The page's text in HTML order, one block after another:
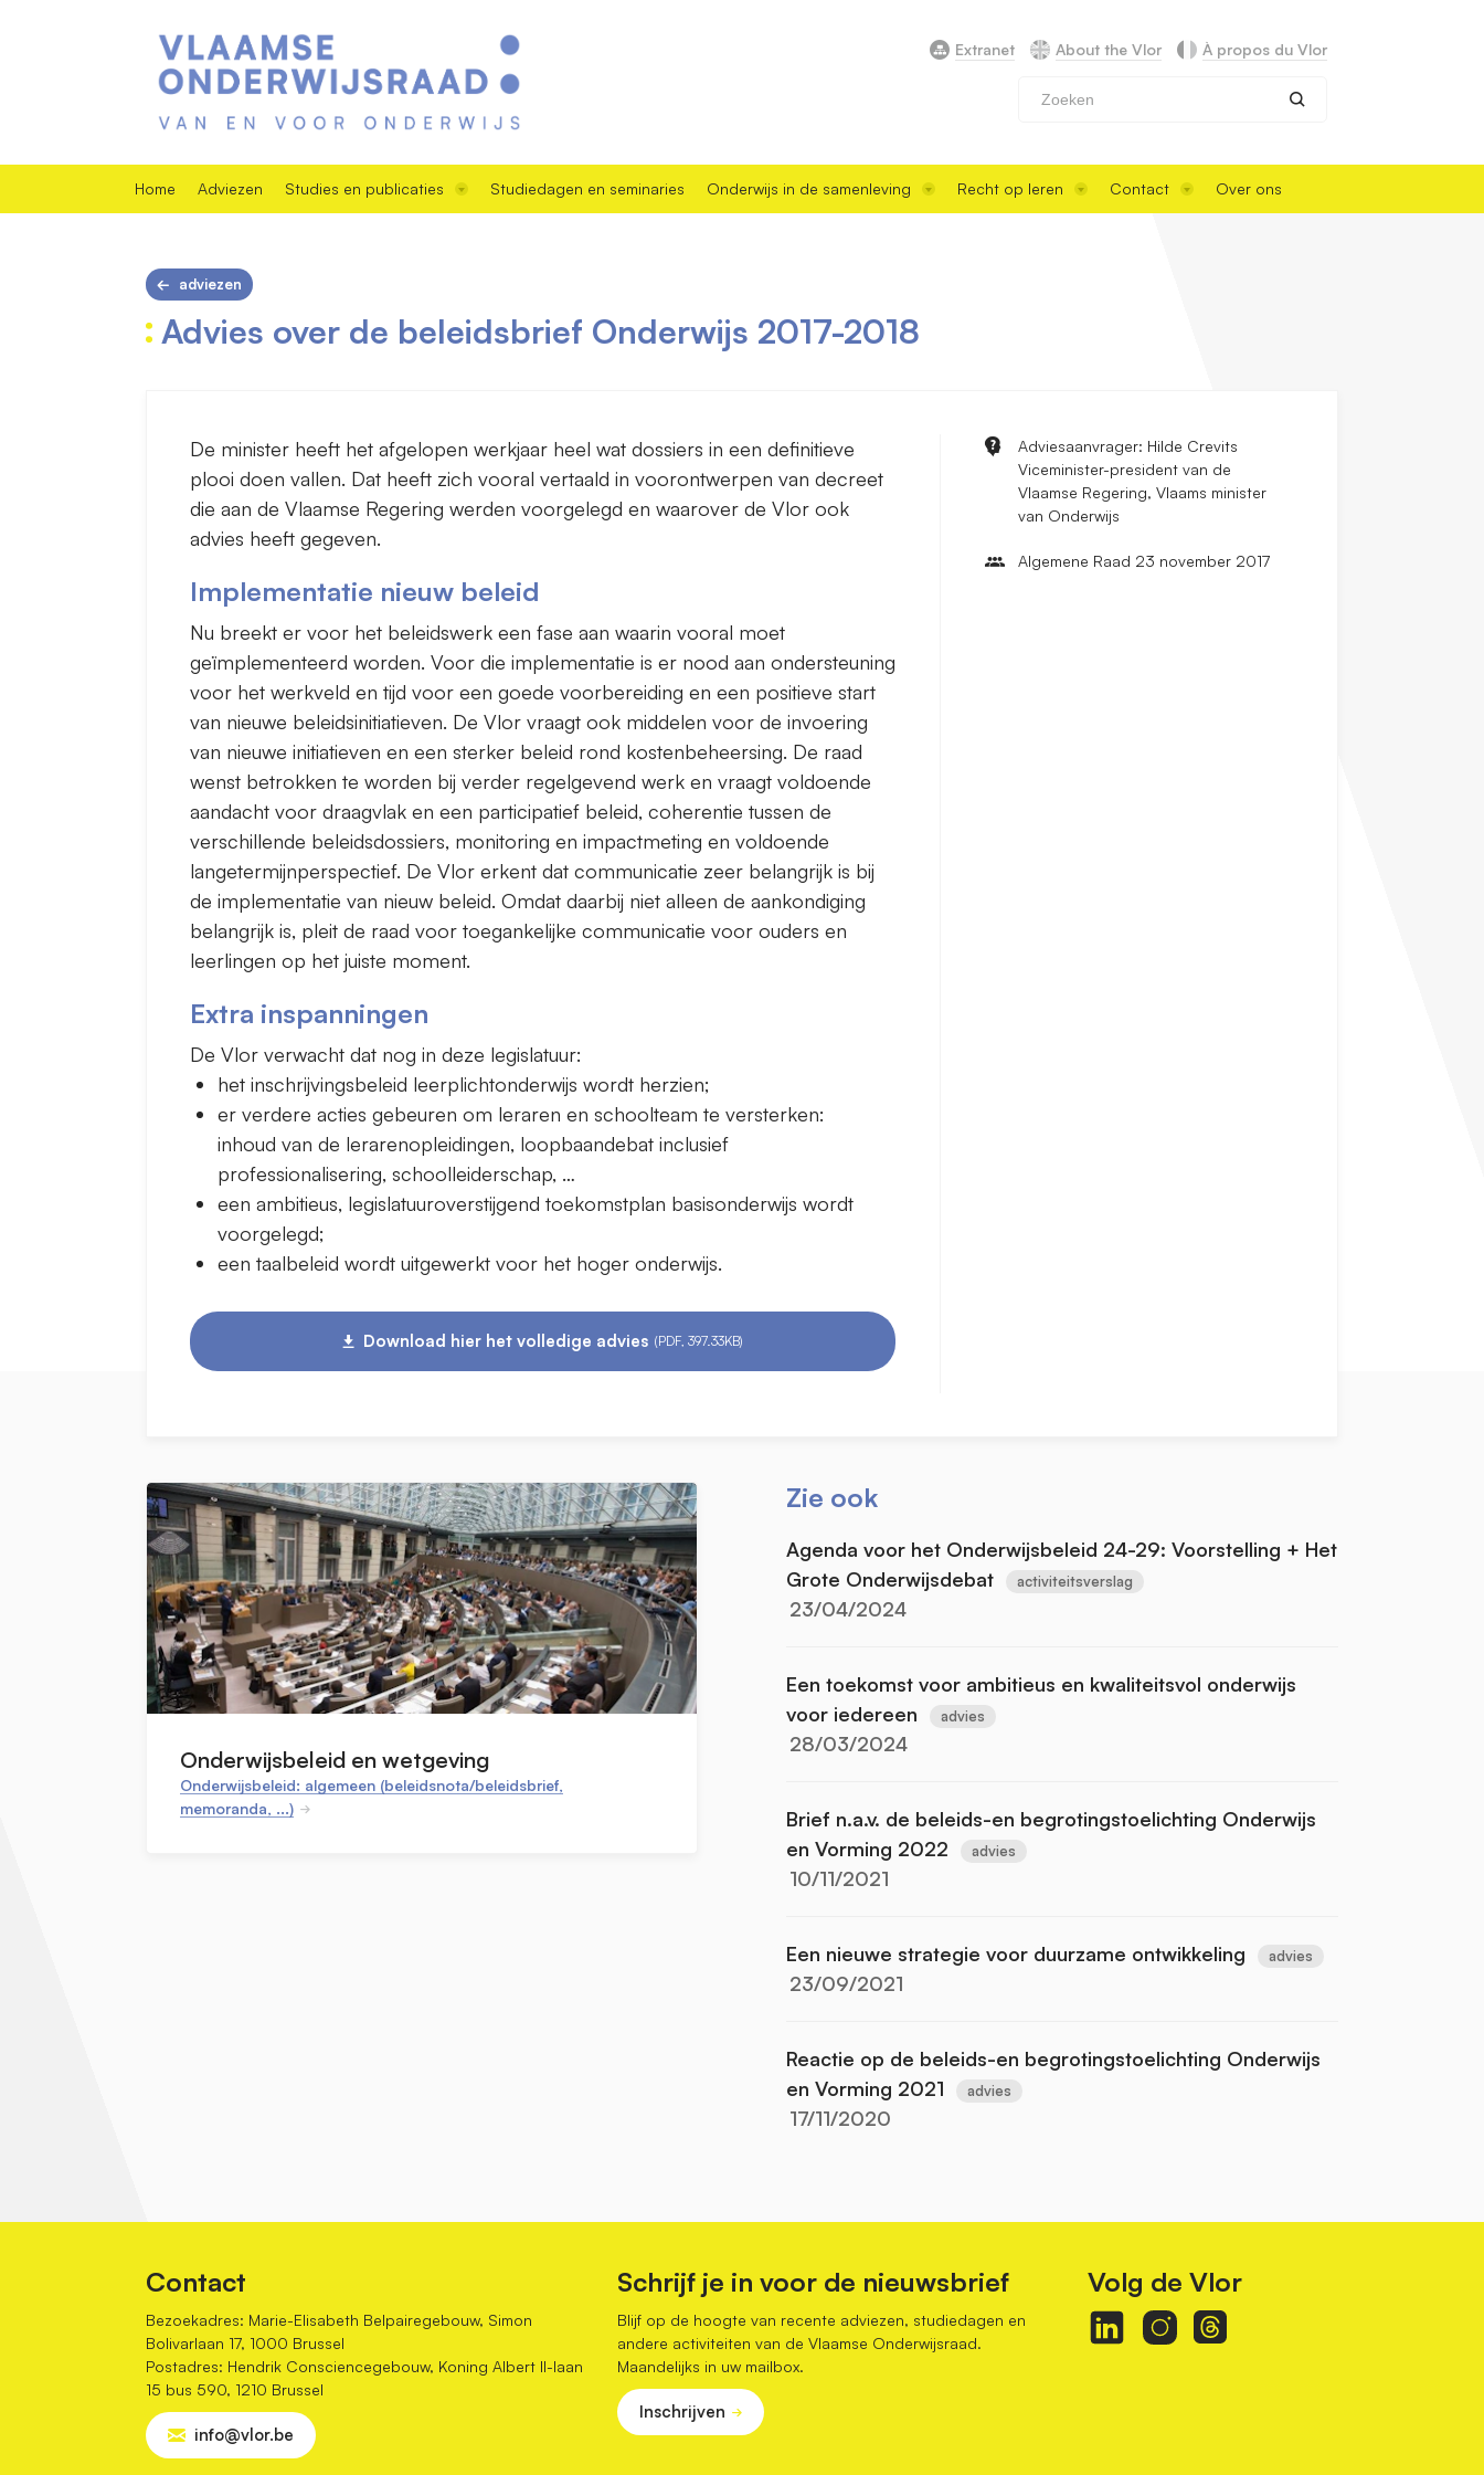
Extranet About the Vlor À propos du Vlor
Home Adviezen Studies en publicaties Studiedagen en seminaries Onderwijs in de samenleving Recht op leren Contact Over ons
adviezen
Advies over de beleidsbrief Onderwijs 2017-2018
De minister heeft het afgelopen werkjaar heel wat dossiers in een definitieve
plooi doen vallen. Dat heeft zich vooral vertaald in voorontwerpen van decreet
die aan de Vlaamse Regering werden voorgelegd en waarover de Vlor ook
advies heeft gegeven.
Implementatie nieuw beleid
Nu breekt er voor het beleidswerk een fase aan waarin vooral moet
geïmplementeerd worden. Voor die implementatie is er nood aan ondersteuning
voor het werkveld en tijd voor een goede voorbereiding en een positieve start
van nieuwe beleidsinitiatieven. De Vlor vraagt ook middelen voor de invoering
van nieuwe initiatieven en een sterker beleid rond kostenbeheersing. De raad
wenst betrokken te worden bij verder regelgevend werk en vraagt voldoende
aandacht voor draagvlak en een participatief beleid, coherentie tussen de
verschillende beleidsdossiers, monitoring en impactmeting en voldoende
langetermijnperspectief. De Vlor erkent dat communicatie zeer belangrijk is bij
de implementatie van nieuw beleid. Omdat daarbij niet alleen de aankondiging
belangrijk is, pleit de raad voor toegankelijke communicatie voor ouders en
leerlingen op het juiste moment.
Extra inspanningen
De Vlor verwacht dat nog in deze legislatuur:
het inschrijvingsbeleid leerplichtonderwijs wordt herzien;
er verdere acties gebeuren om leraren en schoolteam te versterken:
inhoud van de lerarenopleidingen, loopbaandebat inclusief
professionalisering, schoolleiderschap, …
een ambitieus, legislatuuroverstijgend toekomstplan basisonderwijs wordt
voorgelegd;
een taalbeleid wordt uitgewerkt voor het hoger onderwijs.
Download hier het volledige advies (PDF, 397.33KB)
Adviesaanvrager: Hilde Crevits
Viceminister-president van de
Vlaamse Regering, Vlaams minister
van Onderwijs
Algemene Raad 23 november 2017
Onderwijsbeleid en wetgeving
Onderwijsbeleid: algemeen (beleidsnota/beleidsbrief,
memoranda, ...)
Zie ook
Agenda voor het Onderwijsbeleid 24-29: Voorstelling + Het
Grote Onderwijsdebat
activiteitsverslag
23/04/2024
Een toekomst voor ambitieus en kwaliteitsvol onderwijs
voor iedereen
advies
28/03/2024
Brief n.a.v. de beleids-en begrotingstoelichting Onderwijs
en Vorming 2022
advies
10/11/2021
Een nieuwe strategie voor duurzame ontwikkeling advies
23/09/2021
Reactie op de beleids-en begrotingstoelichting Onderwijs
en Vorming 2021
advies
17/11/2020
Contact
Bezoekadres: Marie-Elisabeth Belpairegebouw, Simon
Bolivarlaan 17, 1000 Brussel
Postadres: Hendrik Consciencegebouw, Koning Albert II-laan
15 bus 590, 1210 Brussel
info@vlor.be
Schrijf je in voor de nieuwsbrief
Blijf op de hoogte van recente adviezen, studiedagen en
andere activiteiten van de Vlaamse Onderwijsraad.
Maandelijks in uw mailbox.
Inschrijven
Volg de Vlor